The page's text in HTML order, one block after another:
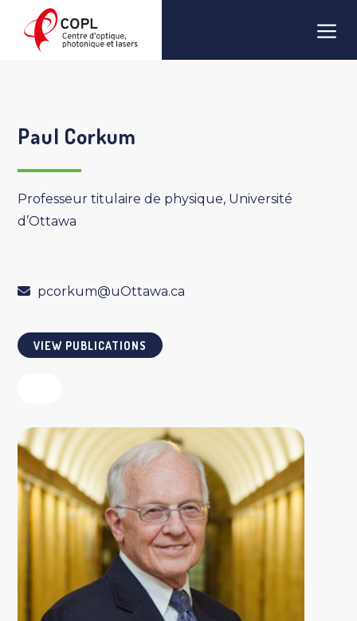
content
Paul Corkum
Professeur titulaire de physique, Université
d’Ottawa
pcorkum@uOttawa.ca
VIEW PUBLICATIONS